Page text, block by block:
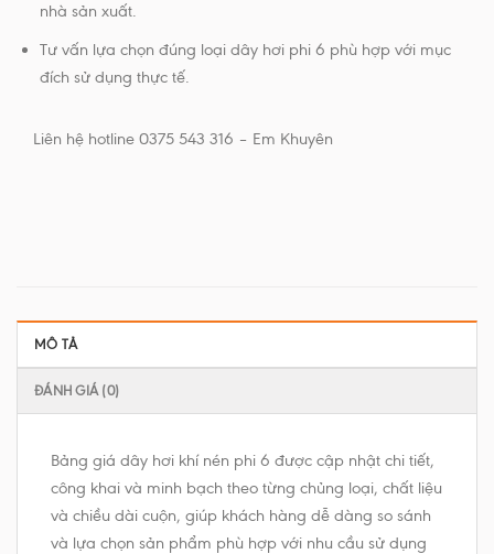
nhà sản xuất.
Tư vấn lựa chọn đúng loại dây hơi phi 6 phù hợp với mục
đích sử dụng thực tế.
Liên hệ hotline 0375 543 316 – Em Khuyên
MÔ TẢ
ĐÁNH GIÁ (0)
Bảng giá dây hơi khí nén phi 6 được cập nhật chi tiết,
công khai và minh bạch theo từng chủng loại, chất liệu
và chiều dài cuộn, giúp khách hàng dễ dàng so sánh
và lựa chọn sản phẩm phù hợp với nhu cầu sử dụng